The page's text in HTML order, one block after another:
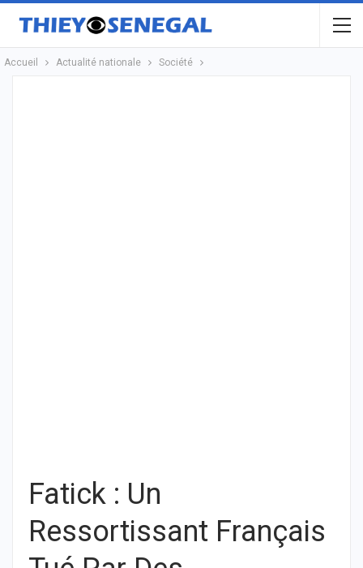
Accueil Actualité nationale Société
Fatick : Un
Ressortissant Français